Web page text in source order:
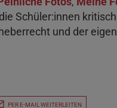
Schüler:innen
und der
PER E-MAIL WEITERLEITEN